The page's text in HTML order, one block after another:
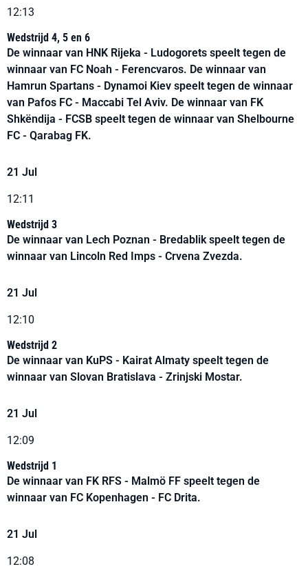
12:13
Wedstrijd 4, 5 en 6
De winnaar van HNK Rijeka - Ludogorets speelt tegen de
winnaar van FC Noah - Ferencvaros. De winnaar van
Hamrun Spartans - Dynamoi Kiev speelt tegen de winnaar
van Pafos FC - Maccabi Tel Aviv. De winnaar van FK
Shkëndija - FCSB speelt tegen de winnaar van Shelbourne
FC - Qarabag FK.
21 Jul
12:11
Wedstrijd 3
De winnaar van Lech Poznan - Bredablik speelt tegen de
winnaar van Lincoln Red Imps - Crvena Zvezda.
21 Jul
12:10
Wedstrijd 2
De winnaar van KuPS - Kairat Almaty speelt tegen de
winnaar van Slovan Bratislava - Zrinjski Mostar.
21 Jul
12:09
Wedstrijd 1
De winnaar van FK RFS - Malmö FF speelt tegen de
winnaar van FC Kopenhagen - FC Drita.
21 Jul
12:08